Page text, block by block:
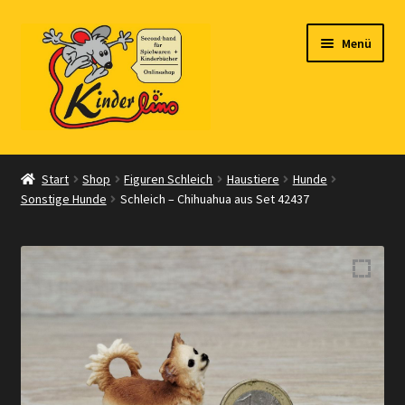
Navigation
springen
Zum
Inhalt
springen
Menü
Start
Vertrag widerrufen
Shop
Zahlungsarten
Start Shop Figuren Schleich Haustiere
Hunde
Sonstige Hunde
Schleich – Chihuahua aus Set 42437